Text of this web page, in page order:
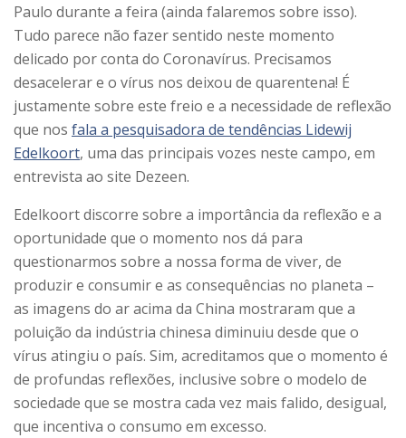
Paulo durante a feira (ainda falaremos sobre isso).
Tudo parece não fazer sentido neste momento
delicado por conta do Coronavírus. Precisamos
desacelerar e o vírus nos deixou de quarentena! É
justamente sobre este freio e a necessidade de reflexão
que nos fala a pesquisadora de tendências Lidewij
Edelkoort, uma das principais vozes neste campo, em
entrevista ao site Dezeen.
Edelkoort discorre sobre a importância da reflexão e a
oportunidade que o momento nos dá para
questionarmos sobre a nossa forma de viver, de
produzir e consumir e as consequências no planeta –
as imagens do ar acima da China mostraram que a
poluição da indústria chinesa diminuiu desde que o
vírus atingiu o país. Sim, acreditamos que o momento é
de profundas reflexões, inclusive sobre o modelo de
sociedade que se mostra cada vez mais falido, desigual,
que incentiva o consumo em excesso.